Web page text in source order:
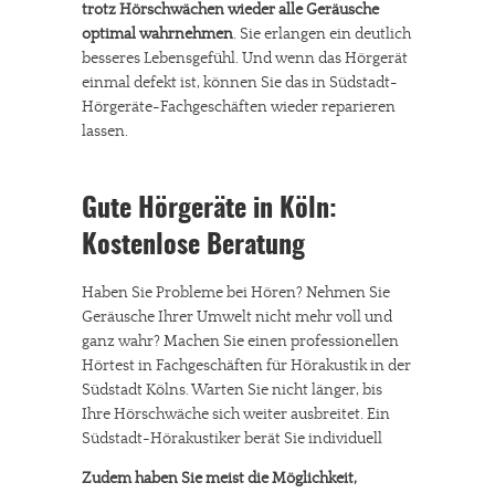
trotz Hörschwächen wieder alle Geräusche
optimal wahrnehmen. Sie erlangen ein deutlich
besseres Lebensgefühl. Und wenn das Hörgerät
einmal defekt ist, können Sie das in Südstadt-
Hörgeräte-Fachgeschäften wieder reparieren
lassen.
Gute Hörgeräte in Köln:
Kostenlose Beratung
Haben Sie Probleme bei Hören? Nehmen Sie
Geräusche Ihrer Umwelt nicht mehr voll und
ganz wahr? Machen Sie einen professionellen
Hörtest in Fachgeschäften für Hörakustik in der
Südstadt Kölns. Warten Sie nicht länger, bis
Ihre Hörschwäche sich weiter ausbreitet. Ein
Südstadt-Hörakustiker berät Sie individuell
Zudem haben Sie meist die Möglichkeit,